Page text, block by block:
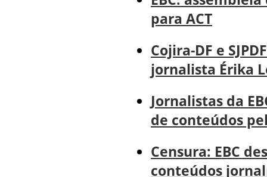
para ACT
Cojira-DF e
jornalista Érika
Jornalistas da
de conteúdos
Censura: EBC
conteúdos